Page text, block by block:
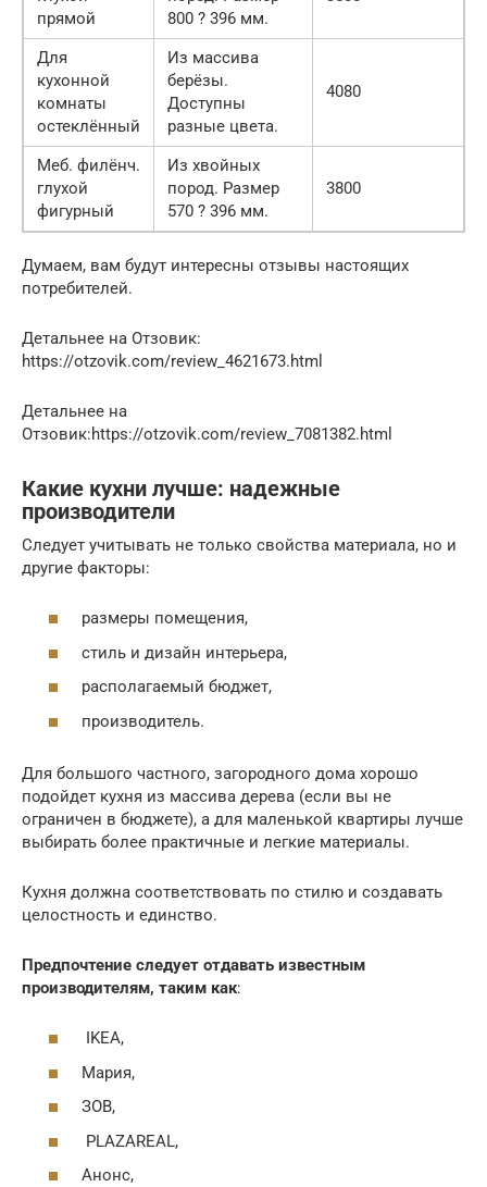
прямой
800 ? 396 мм.
Для
кухонной
комнаты
остеклённый
Из массива
берёзы.
Доступны
разные цвета.
4080
Меб. филёнч.
глухой
фигурный
Из хвойных
пород. Размер
570 ? 396 мм.
3800
Думаем, вам будут интересны отзывы настоящих
потребителей.
Детальнее на Отзовик:
https://otzovik.com/review_4621673.html
Детальнее на
Отзовик:https://otzovik.com/review_7081382.html
Какие кухни лучше: надежные
производители
Следует учитывать не только свойства материала, но и
другие факторы:
размеры помещения,
стиль и дизайн интерьера,
располагаемый бюджет,
производитель.
Для большого частного, загородного дома хорошо
подойдет кухня из массива дерева (если вы не
ограничен в бюджете), а для маленькой квартиры лучше
выбирать более практичные и легкие материалы.
Кухня должна соответствовать по стилю и создавать
целостность и единство.
Предпочтение следует отдавать известным
производителям, таким как:
IKEA,
Мария,
ЗОВ,
PLAZAREAL,
Анонс,